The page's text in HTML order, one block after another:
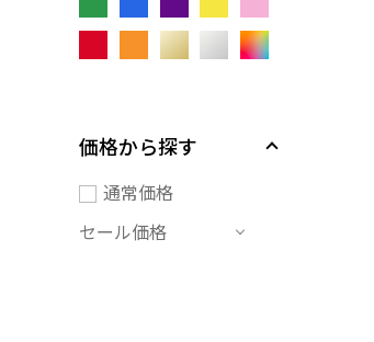
価格から探す
通常価格
セール価格